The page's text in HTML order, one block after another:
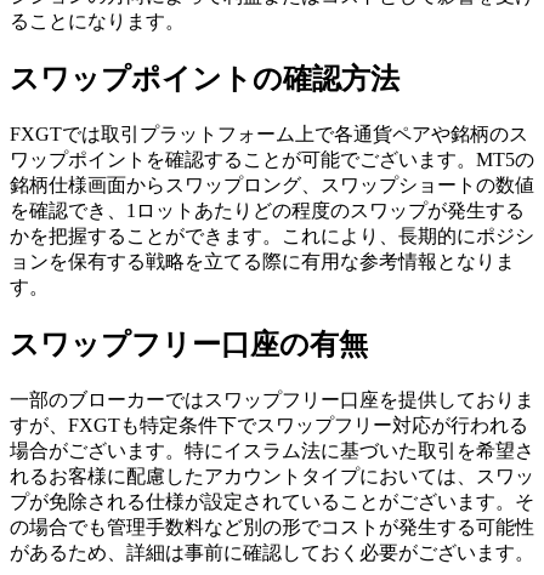
ることになります。
スワップポイントの確認方法
FXGTでは取引プラットフォーム上で各通貨ペアや銘柄のス
ワップポイントを確認することが可能でございます。MT5の
銘柄仕様画面からスワップロング、スワップショートの数値
を確認でき、1ロットあたりどの程度のスワップが発生する
かを把握することができます。これにより、長期的にポジシ
ョンを保有する戦略を立てる際に有用な参考情報となりま
す。
スワップフリー口座の有無
一部のブローカーではスワップフリー口座を提供しておりま
すが、FXGTも特定条件下でスワップフリー対応が行われる
場合がございます。特にイスラム法に基づいた取引を希望さ
れるお客様に配慮したアカウントタイプにおいては、スワッ
プが免除される仕様が設定されていることがございます。そ
の場合でも管理手数料など別の形でコストが発生する可能性
があるため、詳細は事前に確認しておく必要がございます。